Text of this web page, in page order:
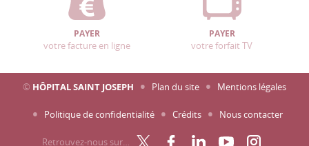
PAYER
votre facture en ligne
PAYER
votre forfait TV
© HÔPITAL SAINT JOSEPH Plan du site Mentions légales
Politique de confidentialité Crédits Nous contacter
Retrouvez-nous sur…